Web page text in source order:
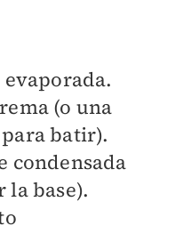
evaporada.
(o una
batir).
condensada
la base).